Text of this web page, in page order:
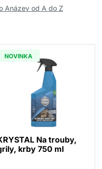
Anázev od A do Z
NOVINKA
Na trouby,
krby 750 ml